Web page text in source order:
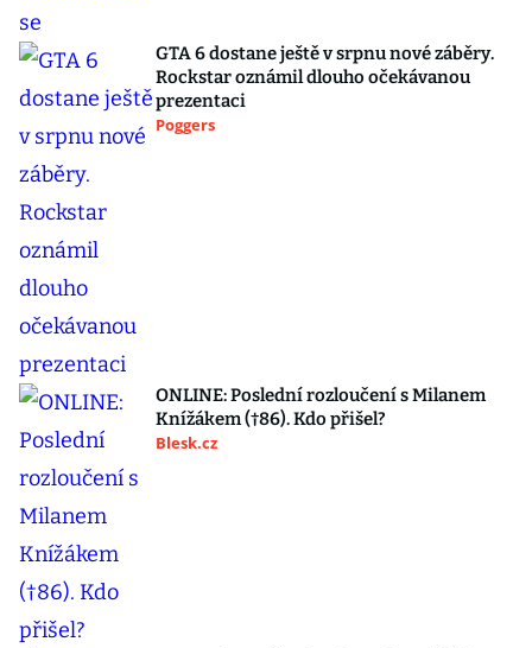
GTA 6 dostane ještě v srpnu nové záběry.
Rockstar oznámil dlouho očekávanou
prezentaci
Poggers
ONLINE: Poslední rozloučení s Milanem
Knížákem (†86). Kdo přišel?
Blesk.cz